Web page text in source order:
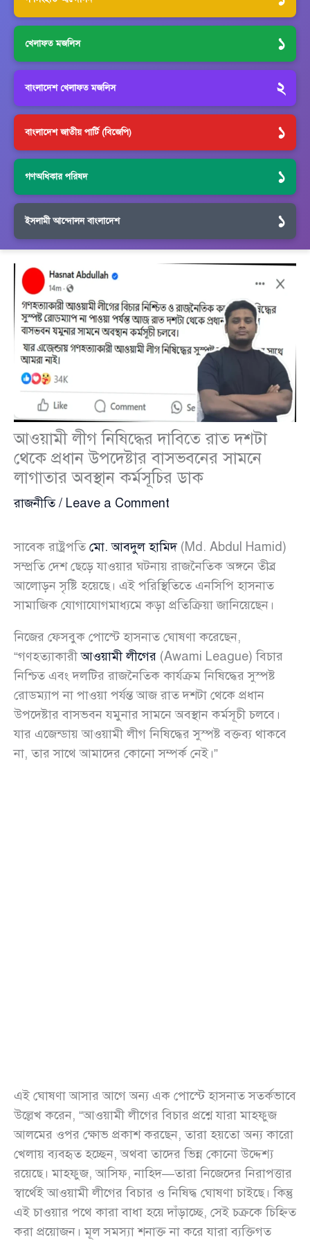
খেলাফত মজলিস ১
বাংলাদেশ খেলাফত মজলিস ২
বাংলাদেশ জাতীয় পার্টি (বিজেপি) ১
গণঅধিকার পরিষদ ১
ইসলামী আন্দোলন বাংলাদেশ ১
আওয়ামী লীগ নিষিদ্ধের দাবিতে রাত দশটা
থেকে প্রধান উপদেষ্টার বাসভবনের সামনে
লাগাতার অবস্থান কর্মসূচির ডাক
রাজনীতি/ Leave a Comment
সাবেক রাষ্ট্রপতি মো. আবদুল হামিদ(Md. Abdul Hamid)
সম্প্রতি দেশ ছেড়ে যাওয়ার ঘটনায় রাজনৈতিক অঙ্গনে তীব্র
আলোড়ন সৃষ্টি হয়েছে। এই পরিস্থিতিতে এনসিপি হাসনাত
সামাজিক যোগাযোগমাধ্যমে কড়া প্রতিক্রিয়া জানিয়েছেন।
নিজের ফেসবুক পোস্টে হাসনাত ঘোষণা করেছেন,
“গণহত্যাকারীআওয়ামী লীগের (Awami League) বিচার
নিশ্চিত এবং দলটির রাজনৈতিক কার্যক্রম নিষিদ্ধের সুস্পষ্ট
রোডম্যাপ না পাওয়া পর্যন্ত আজ রাত দশটা থেকে প্রধান
উপদেষ্টার বাসভবন যমুনার সামনে অবস্থান কর্মসূচী চলবে।
যার এজেন্ডায় আওয়ামী লীগ নিষিদ্ধের সুস্পষ্ট বক্তব্য থাকবে
না, তার সাথে আমাদের কোনো সম্পর্ক নেই।”
এই ঘোষণা আসার আগে অন্য এক পোস্টে হাসনাত সতর্কভাবে
উল্লেখ করেন, “আওয়ামী লীগের বিচার প্রশ্নে যারা মাহফুজ
আলমের ওপর ক্ষোভ প্রকাশ করছেন, তারা হয়তো অন্য কারো
খেলায় ব্যবহৃত হচ্ছেন, অথবা তাদের ভিন্ন কোনো উদ্দেশ্য
রয়েছে। মাহফুজ, আসিফ, নাহিদ—তারা নিজেদের নিরাপত্তার
স্বার্থেই আওয়ামী লীগের বিচার ও নিষিদ্ধ ঘোষণা চাইছে। কিন্তু
এই চাওয়ার পথে কারা বাধা হয়ে দাঁড়াচ্ছে, সেই চক্রকে চিহ্নিত
করা প্রয়োজন। মূল সমস্যা শনাক্ত না করে যারা ব্যক্তিগত